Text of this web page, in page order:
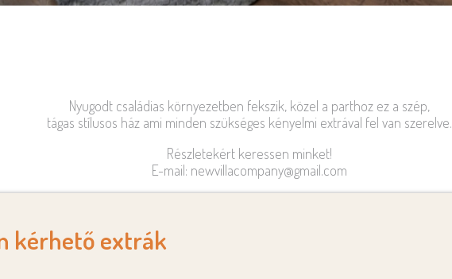
Nyugodt családias környezetben fekszik, közel a parthoz ez a szép,
tágas stílusos ház ami minden szükséges kényelmi extrával fel van szerelve.
Részletekért keressen minket!
E-mail: newvillacompany@gmail.com
kérhető extrák